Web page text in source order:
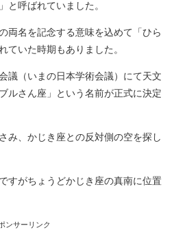
と呼ばれていました。
両名を記念する意味を込めて「ひら
ていた時期もありました。
議（いまの日本学術会議）にて天文
ルさん座」という名前が正式に決定
み、かじき座との反対側の空を探し
すがちょうどかじき座の真南に位置
ンサーリンク